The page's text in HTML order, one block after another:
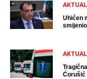
Uhićen
Ćorušić